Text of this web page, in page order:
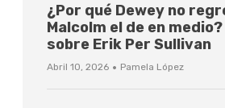
¿Por qué Dewey no
Malcolm el de en
sobre Erik Per Sullivan
Abril 10, 2026 · Pamela López